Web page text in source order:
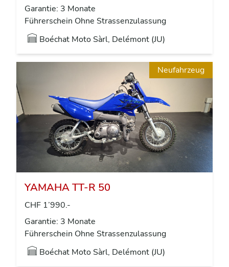
Garantie: 3 Monate
Führerschein Ohne Strassenzulassung
Boéchat Moto Sàrl, Delémont (JU)
Neufahrzeug
YAMAHA TT-R 50
CHF 1’990.-
Garantie: 3 Monate
Führerschein Ohne Strassenzulassung
Boéchat Moto Sàrl, Delémont (JU)